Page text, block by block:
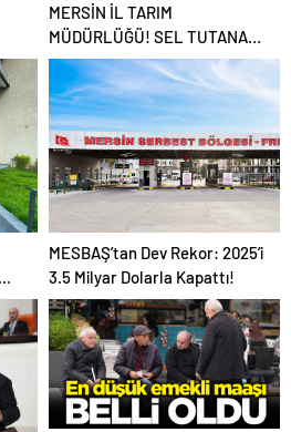
MERSİN İL TARIM
MÜDÜRLÜĞÜ! SEL TUTANAĞI
TUTULAMIYOR
MESBAŞ’tan Dev Rekor: 2025’i
3.5 Milyar Dolarla Kapattı!